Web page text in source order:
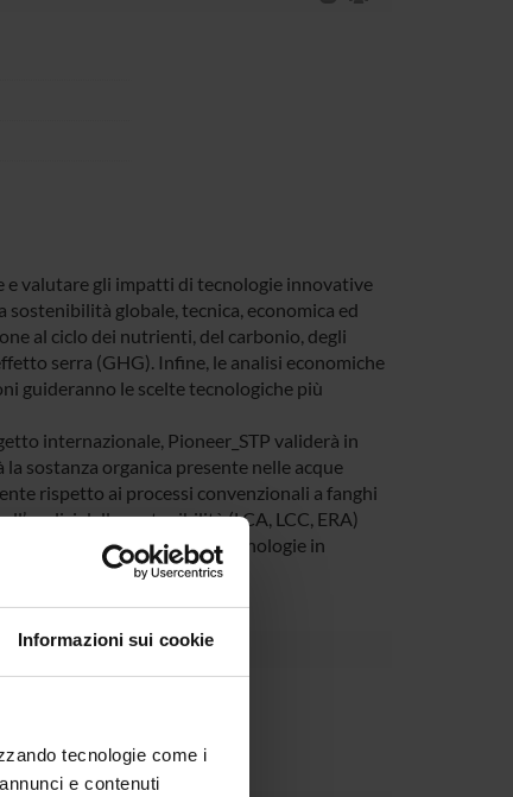
Informazioni sui cookie
tecnologie come i
e contenuti
valutare gli impatti di tecnologie innovative
globale, tecnica, economica ed
al ciclo dei nutrienti, del carbonio, degli
serra (GHG). Infine, le analisi economiche
guideranno le scelte tecnologiche più
internazionale, Pioneer_STP validerà in
sostanza organica presente nelle acque
rispetto ai processi convenzionali a fanghi
della sostenibilità (LCA, LCC, ERA)
per l’integrazione delle tecnologie in